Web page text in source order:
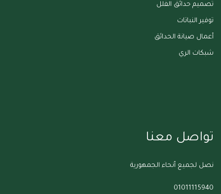
تصميم حدائق الفلل
توفير النباتات
أعمال صيانة الحدائق
شبكات الري
تواصل معنا
نصل لجميع أنحاء الجمهورية
01011115940